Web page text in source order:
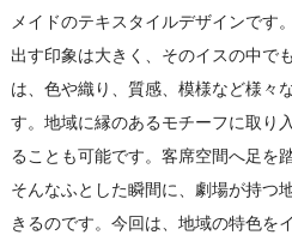
メイドのテキスタイルデザインです
出す印象は大きく、そのイスの中で
は、色や織り、質感、模様など様々
す。地域に縁のあるモチーフに取り
ることも可能です。客席空間へ足を
そんなふとした瞬間に、劇場が持つ
きるのです。今回は、地域の特色を